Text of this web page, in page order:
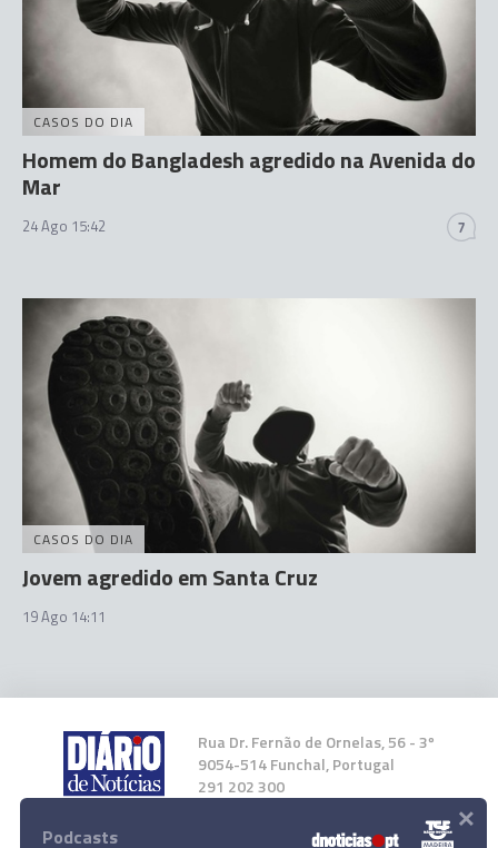
CASOS DO DIA
Homem do Bangladesh agredido na Avenida do
Mar
24 Ago 15:42 7
CASOS DO DIA
Jovem agredido em Santa Cruz
19 Ago 14:11
Rua Dr. Fernão de Ornelas, 56 - 3º
9054-514 Funchal, Portugal
291 202 300
Instale a nossa App
Podcasts ×